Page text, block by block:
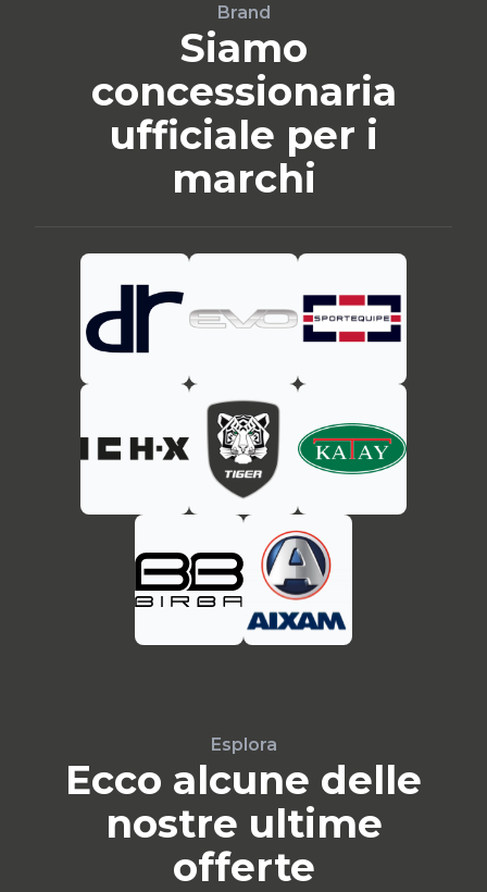
Brand
Siamo
concessionaria
ufficiale per i
marchi
Esplora
Ecco alcune delle
nostre ultime
offerte